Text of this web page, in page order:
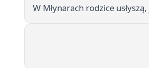
W Młynarach rodzice